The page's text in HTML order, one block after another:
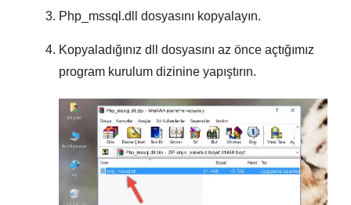
Php_mssql.dll dosyasını kopyalayın.
Kopyaladığınız dll dosyasını az önce açtığımız
program kurulum dizinine yapıştırın.